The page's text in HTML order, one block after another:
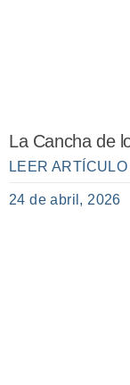
La Cancha de
LEER
24 de abril, 2026